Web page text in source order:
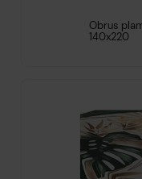
Obrus
140x220